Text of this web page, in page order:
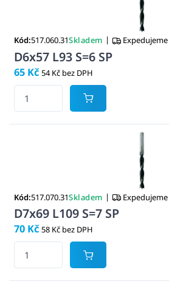
Kód:517.060.31Skladem | Expedujeme
D6x57 L93 S=6 SP
65 Kč 54 Kč bez DPH
Kód:517.070.31Skladem | Expedujeme
D7x69 L109 S=7 SP
70 Kč 58 Kč bez DPH